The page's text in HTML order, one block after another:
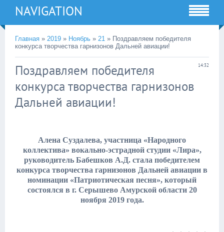
NAVIGATION
Главная » 2019 » Ноябрь » 21 » Поздравляем победителя
конкурса творчества гарнизонов Дальней авиации!
14:32
Поздравляем победителя
конкурса творчества гарнизонов
Дальней авиации!
Алена Суздалева, участница «Народного
коллектива» вокально-эстрадной студии «Лира»,
руководитель Бабешков А.Д. стала победителем
конкурса творчества гарнизонов Дальней авиации в
номинации «Патриотическая песня», который
состоялся в г. Серышево Амурской области 20
ноября 2019 года.